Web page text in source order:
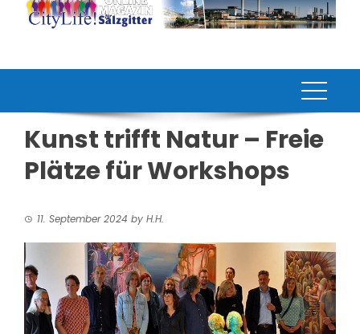
Kunst trifft Natur – Freie
Plätze für Workshops
11. September 2024 by H.H.